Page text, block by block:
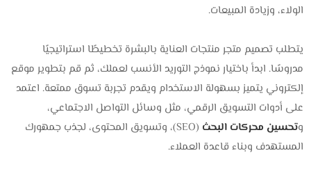
الولاء، وزيادة المبيعات.
يتطلب تصميم متجر منتجات العناية بالبشرة تخطيطًا استراتيجيًا
مدروسًا. ابدأ باختيار نموذج التوريد الأنسب لعملك، ثم قم بتطوير موقع
إلكتروني يتميز بسهولة الاستخدام ويقدم تجربة تسوق ممتعة. اعتمد
على أدوات التسويق الرقمي، مثل وسائل التواصل الاجتماعي،
وتحسين محركات البحث
(SEO)، وتسويق المحتوى، لجذب جمهورك
المستهدف وبناء قاعدة العملاء.